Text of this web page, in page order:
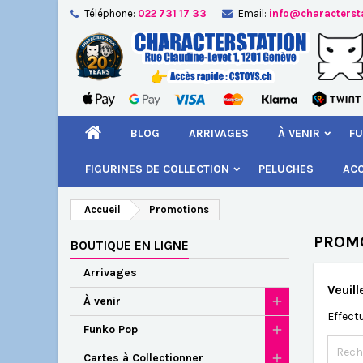
Téléphone: 022 731 17 33 Email:
BLOG ARRIVAGES À VENIR
FIGURINES DE COLLECTION PELUCHES
Accueil Promotions
BOUTIQUE EN LIGNE
Arrivages
À venir
Funko Pop
Cartes à Collectionner